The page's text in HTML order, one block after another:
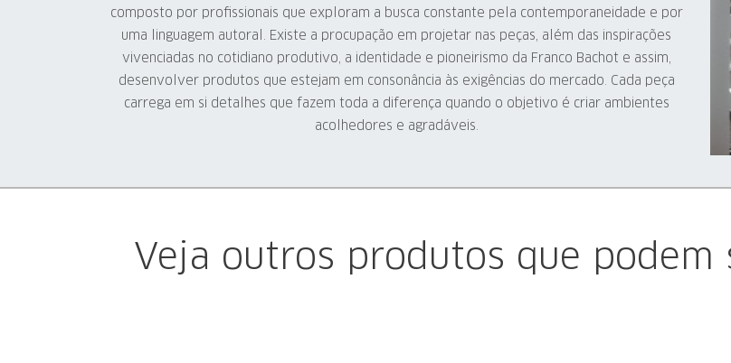
composto por profissionais que exploram a busca constante pela contemporaneidade e por
uma linguagem autoral. Existe a procupação em projetar nas peças, além das inspirações
vivenciadas no cotidiano produtivo, a identidade e pioneirismo da Franco Bachot e assim,
desenvolver produtos que estejam em consonância às exigências do mercado. Cada peça
carrega em si detalhes que fazem toda a diferença quando o objetivo é criar ambientes
acolhedores e agradáveis.
Veja outros produtos que podem